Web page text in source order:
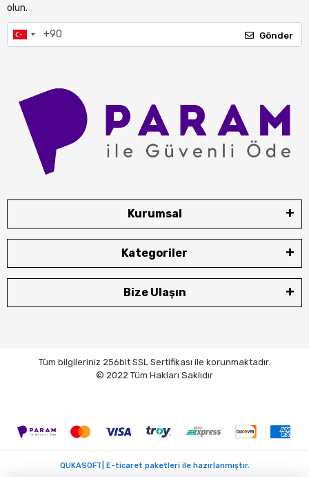
olun.
Gönder
Kurumsal
Kategoriler
Bize Ulaşın
Tüm bilgileriniz 256bit SSL Sertifikası ile korunmaktadır.
© 2022 Tüm Hakları Saklıdır
QUKASOFT| E-ticaret paketleri ile hazırlanmıştır.